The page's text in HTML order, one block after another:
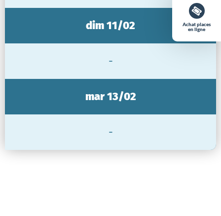
Achat places
en ligne
dim 11/02
-
mar 13/02
-